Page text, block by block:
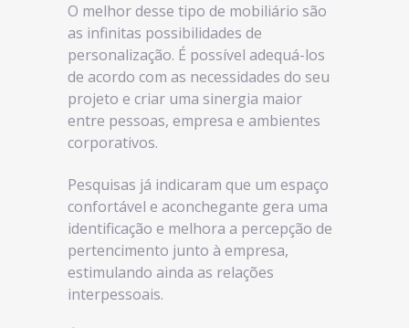
O melhor desse tipo de mobiliário são
as infinitas possibilidades de
personalização. É possível adequá-los
de acordo com as necessidades do seu
projeto e criar uma sinergia maior
entre pessoas, empresa e ambientes
corporativos.
Pesquisas já indicaram que um espaço
confortável e aconchegante gera uma
identificação e melhora a percepção de
pertencimento junto à empresa,
estimulando ainda as relações
interpessoais.